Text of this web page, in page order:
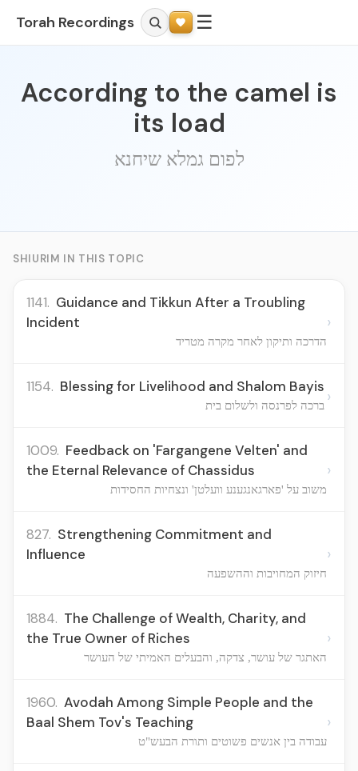
Torah Recordings ☰
According to the camel is
its load
לפום גמלא שיחנא
SHIURIM IN THIS TOPIC
1141. Guidance and Tikkun After a Troubling
Incident
הדרכה ותיקון לאחר מקרה מטריד
›
1154. Blessing for Livelihood and Shalom Bayis
ברכה לפרנסה ולשלום בית ›
1009. Feedback on 'Fargangene Velten' and
the Eternal Relevance of Chassidus
משוב על 'פארגאנגענע וועלטן' ונצחיות החסידות
›
827. Strengthening Commitment and
Influence
חיזוק המחויבות וההשפעה
›
1884. The Challenge of Wealth, Charity, and
the True Owner of Riches
האתגר של עושר, צדקה, והבעלים האמיתי של העושר
›
1960. Avodah Among Simple People and the
Baal Shem Tov's Teaching
עבודה בין אנשים פשוטים ותורת הבעש"ט
›